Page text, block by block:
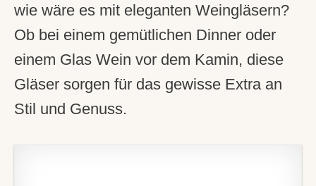
wie wäre es mit eleganten Weingläsern?
Ob bei einem gemütlichen Dinner oder
einem Glas Wein vor dem Kamin, diese
Gläser sorgen für das gewisse Extra an
Stil und Genuss.